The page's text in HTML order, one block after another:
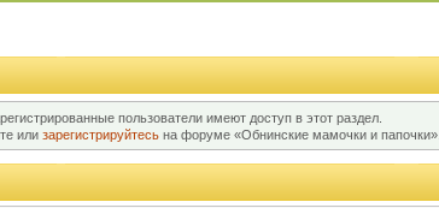
пользователи имеют доступ в этот раздел.
или зарегистрируйтесь на форуме «Обнинские мамочки и папочки».